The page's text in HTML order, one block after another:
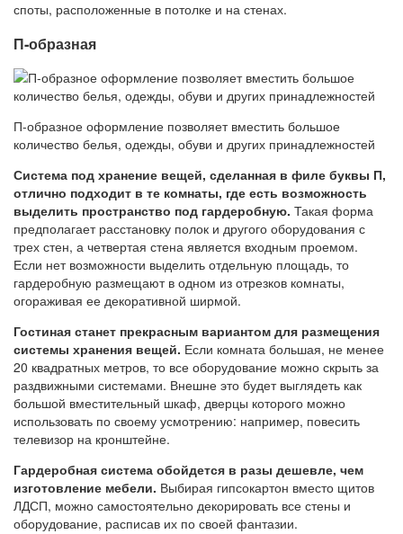
споты, расположенные в потолке и на стенах.
П-образная
П-образное оформление позволяет вместить большое
количество белья, одежды, обуви и других принадлежностей
Система под хранение вещей, сделанная в филе буквы П,
отлично подходит в те комнаты, где есть возможность
выделить пространство под гардеробную. Такая форма
предполагает расстановку полок и другого оборудования с
трех стен, а четвертая стена является входным проемом.
Если нет возможности выделить отдельную площадь, то
гардеробную размещают в одном из отрезков комнаты,
огораживая ее декоративной ширмой.
Гостиная станет прекрасным вариантом для размещения
системы хранения вещей. Если комната большая, не менее
20 квадратных метров, то все оборудование можно скрыть за
раздвижными системами. Внешне это будет выглядеть как
большой вместительный шкаф, дверцы которого можно
использовать по своему усмотрению: например, повесить
телевизор на кронштейне.
Гардеробная система обойдется в разы дешевле, чем
изготовление мебели. Выбирая гипсокартон вместо щитов
ЛДСП, можно самостоятельно декорировать все стены и
оборудование, расписав их по своей фантазии.